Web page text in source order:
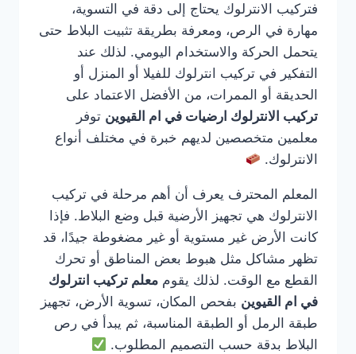
فتركيب الانترلوك يحتاج إلى دقة في التسوية،
مهارة في الرص، ومعرفة بطريقة تثبيت البلاط حتى
يتحمل الحركة والاستخدام اليومي. لذلك عند
التفكير في تركيب انترلوك للفيلا أو المنزل أو
الحديقة أو الممرات، من الأفضل الاعتماد على
تركيب الانترلوك ارضيات في ام القيوين توفر
معلمين متخصصين لديهم خبرة في مختلف أنواع
الانترلوك.
المعلم المحترف يعرف أن أهم مرحلة في تركيب
الانترلوك هي تجهيز الأرضية قبل وضع البلاط. فإذا
كانت الأرض غير مستوية أو غير مضغوطة جيدًا، قد
تظهر مشاكل مثل هبوط بعض المناطق أو تحرك
القطع مع الوقت. لذلك يقوم معلم تركيب انترلوك
في ام القيوين بفحص المكان، تسوية الأرض، تجهيز
طبقة الرمل أو الطبقة المناسبة، ثم يبدأ في رص
البلاط بدقة حسب التصميم المطلوب.